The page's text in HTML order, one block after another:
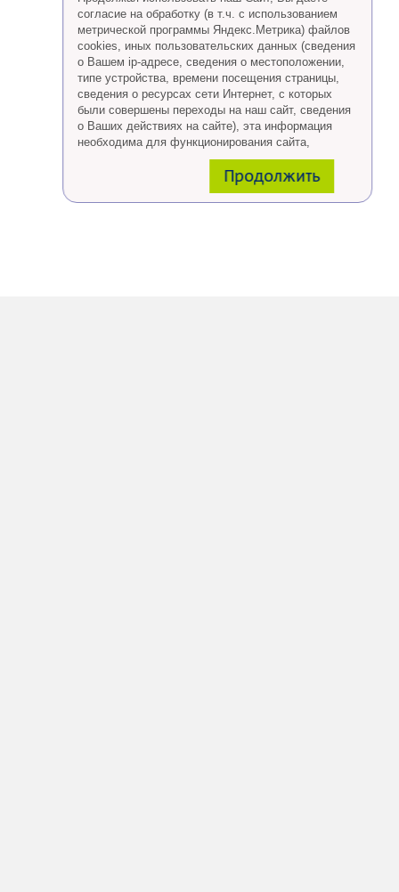
согласие на обработку (в т.ч. с использованием
метрической программы Яндекс.Метрика) файлов
cookies, иных пользовательских данных (сведения
о Вашем ip-адресе, сведения о местоположении,
типе устройства, времени посещения страницы,
сведения о ресурсах сети Интернет, с которых
были совершены переходы на наш сайт, сведения
о Ваших действиях на сайте), эта информация
необходима для функционирования сайта,
проведения ретаргетинга, а также статистических
Eсли Вы согласны, продолжайте пользоваться
сайтом, если Вы не хотите, чтобы Ваши данные
Продолжить